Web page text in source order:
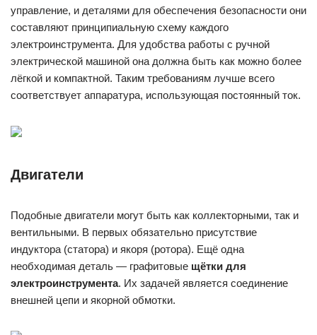
управление, и деталями для обеспечения безопасности они
составляют принципиальную схему каждого
электроинструмента. Для удобства работы с ручной
электрической машиной она должна быть как можно более
лёгкой и компактной. Таким требованиям лучше всего
соответствует аппаратура, использующая постоянный ток.
Двигатели
Подобные двигатели могут быть как коллекторными, так и
вентильными. В первых обязательно присутствие
индуктора (статора) и якоря (ротора). Ещё одна
необходимая деталь — графитовые щётки для
электроинструмента. Их задачей является соединение
внешней цепи и якорной обмотки.